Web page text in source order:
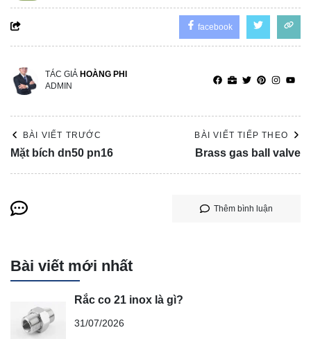
facebook
TÁC GIẢ HOÀNG PHI
ADMIN
BÀI VIẾT TRƯỚC
Mặt bích dn50 pn16
BÀI VIẾT TIẾP THEO
Brass gas ball valve
Thêm bình luận
Bài viết mới nhất
Rắc co 21 inox là gì?
31/07/2026